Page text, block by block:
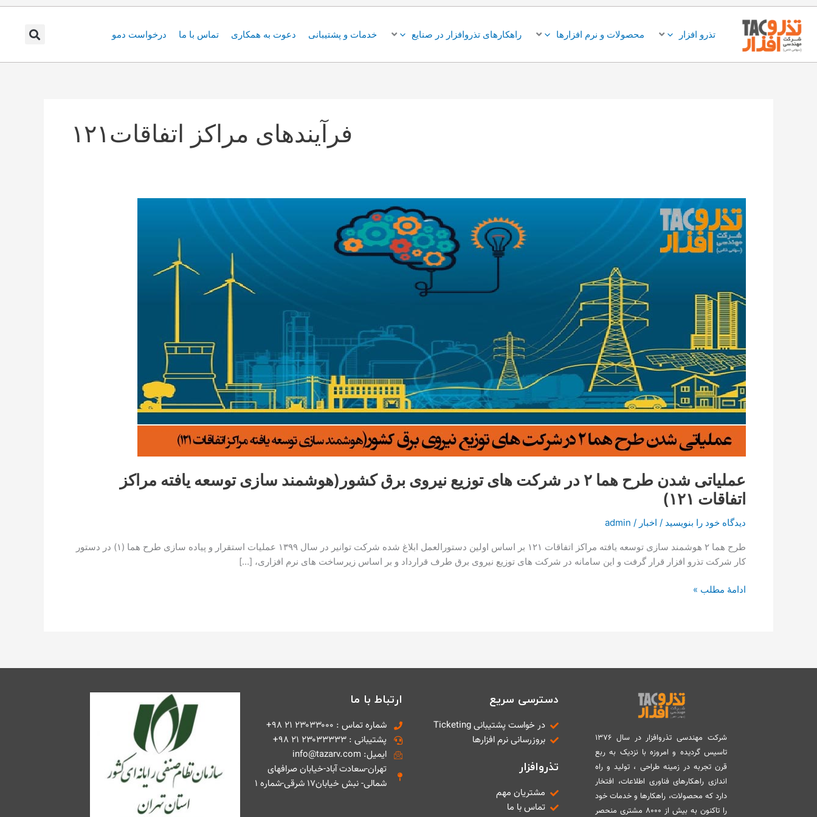
رفتن
محتوا
تذرو افزار محصولات و نرم افزارها راهکارهای تذروافزار در صنایع خدمات و پشتیبانی دعوت به همکاری تماس با ما درخواست دمو
فرآیندهای مراکز اتفاقات۱۲۱
عملیاتی شدن طرح هما ۲ در شرکت های توزیع نیروی برق کشور(هوشمند سازی توسعه یافته مراکز
اتفاقات ۱۲۱)
دیدگاه‌ خود را بنویسید / اخبار /
admin
طرح هما ۲ هوشمند سازی توسعه یافته مراکز اتفاقات ۱۲۱ بر اساس اولین دستورالعمل ابلاغ شده شرکت توانیر در سال ۱۳۹۹ عملیات استقرار و پیاده سازی طرح هما (۱) در دستور
کار شرکت تذرو افزار قرار گرفت و این سامانه در شرکت های توزیع نیروی برق طرف قرارداد و بر اساس زیرساخت های نرم افزاری، […]
عملیاتی
شدن
طرح
هما
شرکت
های
توزیع
نیروی
برق
کشور(هوشمند
سازی
توسعه
یافته
مراکز
اتفاقات
ادامۀ مطلب »
شرکت مهندسی تذروافزار در سال ۱۳۷۶
تاسیس گردیده و امروزه با نزدیک به ربع
قرن تجربه در زمینه طراحی ، تولید و راه
اندازی راهکارهای فناوری اطلاعات، افتخار
دارد که محصولات، راهکارها و خدمات خود
را تاکنون به بیش از ۸۰۰۰ مشتری منحصر
دسترسی سریع
در خواست پشتیبانی Ticketing
بروزرسانی نرم افزارها
تذروافزار
مشتریان مهم
تماس با ما
ارتباط با ما
شماره تماس : ۲۳۰۳۳۰۰۰ ۲۱ ۹۸+
پشتیبانی : ۲۳۰۳۳۳۳۳ ۲۱ ۹۸+
ایمیل: info@tazarv.com
تهران-سعادت آباد-خیابان صرافهای
شمالی- نبش خیابان۱۷ شرقی-شماره ۱